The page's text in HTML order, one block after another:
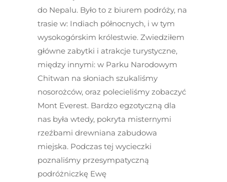
do Nepalu. Było to z biurem podróży, na
trasie w: Indiach północnych, i w tym
wysokogórskim królestwie. Zwiedziłem
główne zabytki i atrakcje turystyczne,
między innymi: w Parku Narodowym
Chitwan na słoniach szukaliśmy
nosorożców, oraz polecieliśmy zobaczyć
Mont Everest. Bardzo egzotyczną dla
nas była wtedy, pokryta misternymi
rzeźbami drewniana zabudowa
miejska. Podczas tej wycieczki
poznaliśmy przesympatyczną
podróżniczkę Ewę